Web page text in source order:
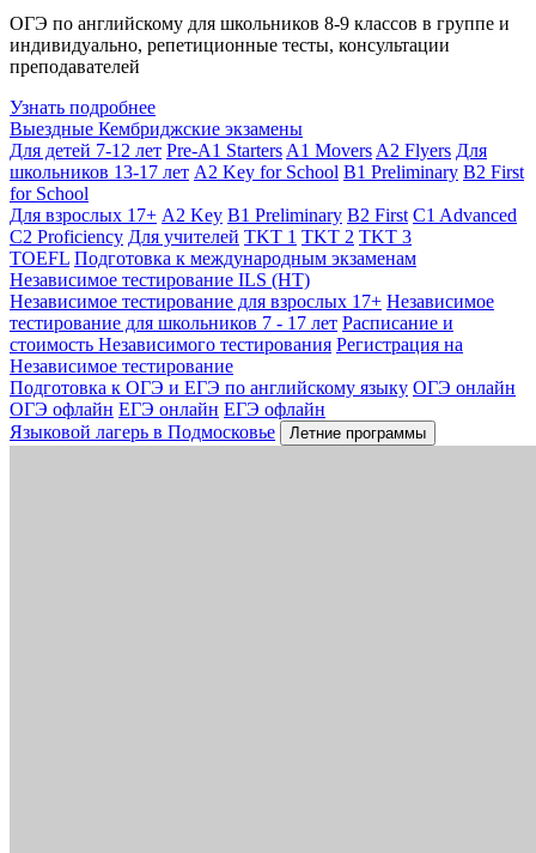
ОГЭ по английскому для школьников 8-9 классов в группе и
индивидуально, репетиционные тесты, консультации
преподавателей
Узнать подробнее
Выездные Кембриджские экзамены
Для детей 7-12 лет Pre-A1 Starters A1 Movers A2 Flyers Для
школьников 13-17 лет A2 Key for School B1 Preliminary B2 First
for School
Для взрослых 17+ A2 Key B1 Preliminary B2 First C1 Advanced
C2 Proficiency Для учителей TKT 1 TKT 2 TKT 3
TOEFL Подготовка к международным экзаменам
Независимое тестирование ILS (НТ)
Независимое тестирование для взрослых 17+ Независимое
тестирование для школьников 7 - 17 лет Расписание и
стоимость Независимого тестирования Регистрация на
Независимое тестирование
Подготовка к ОГЭ и ЕГЭ по английскому языку ОГЭ онлайн
ОГЭ офлайн ЕГЭ онлайн ЕГЭ офлайн
Языковой лагерь в Подмосковье
Летние программы